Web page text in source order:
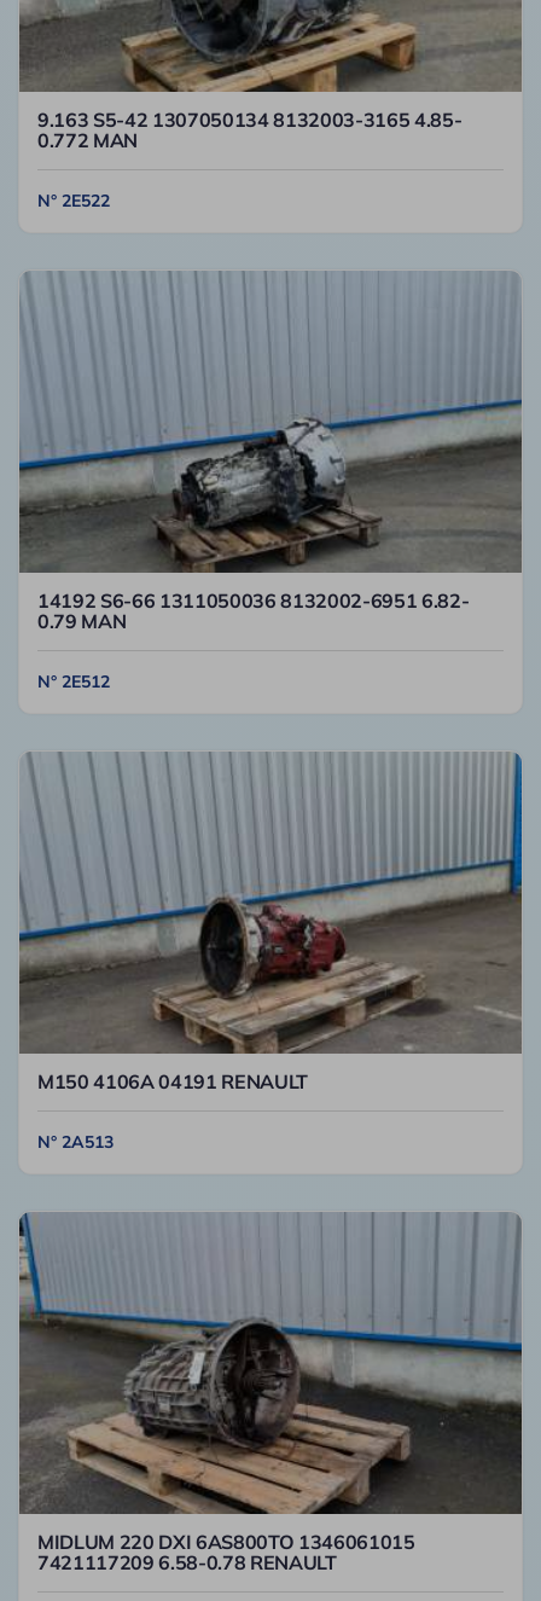
9.163 S5-42 1307050134 8132003-3165 4.85-
0.772 MAN
N° 2E522
14192 S6-66 1311050036 8132002-6951 6.82-
0.79 MAN
N° 2E512
M150 4106A 04191 RENAULT
N° 2A513
MIDLUM 220 DXI 6AS800TO 1346061015
7421117209 6.58-0.78 RENAULT